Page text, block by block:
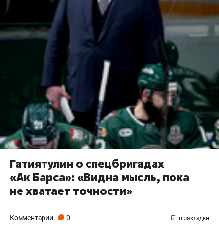
Гатиятулин о спецбригадах
«Ак Барса»: «Видна мысль, пока
не хватает точности»
Комментарии 0